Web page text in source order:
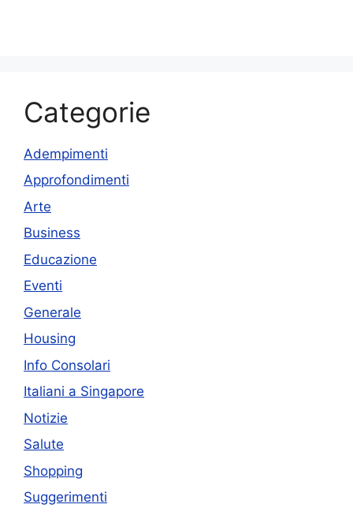
Categorie
Adempimenti
Approfondimenti
Arte
Business
Educazione
Eventi
Generale
Housing
Info Consolari
Italiani a Singapore
Notizie
Salute
Shopping
Suggerimenti